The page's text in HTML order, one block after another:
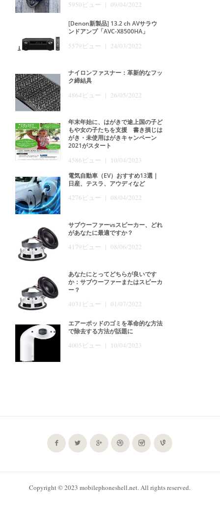
5950ビュー | 09/04/2022
[Denon新製品] 13.2 ch AVサラウ
ンドアンプ「AVC-X8500HA」
5579ビュー | 24/03/2022
ナイロンファスナー：革新的なフッ
ク締結具
4864ビュー | 26/05/2022
年末年始に、はがきで途上国の子ど
もや女の子たちを支援 書き損じは
がき・未使用はがきキャンペーン
2021がスタート
4586ビュー | 10/04/2023
電気自動車（EV）おすすめ13選｜
日産、テスラ、アウディなど
4276ビュー | 08/04/2022
サブウーファーvsスピーカー、どれ
があなたに最適ですか？
4179ビュー | 08/06/2022
あなたにとってどちらが良いです
か：サブウーファーまたはスピーカ
ー？
4031ビュー | 01/07/2022
エアーポッドのゴミを革命的な方法
で除去する方法が話題に
4005ビュー | 10/04/2023
Copyright © 2023 mobilephoneshell.net. All rights reserved.